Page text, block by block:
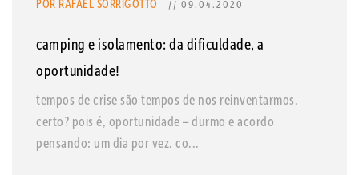
POR RAFAEL SORRIGOTTO // 09.04.2020
camping e isolamento: da dificuldade, a
oportunidade!
tempos de crise são tempos de nos reinventarmos,
certo? pois é, oportunidade – durmo e acordo
pensando: um dia por vez. co...